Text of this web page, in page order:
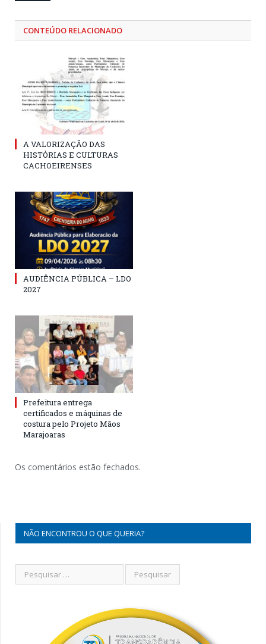
CONTEÚDO RELACIONADO
A VALORIZAÇÃO DAS
HISTÓRIAS E CULTURAS
CACHOEIRENSES
AUDIÊNCIA PÚBLICA – LDO
2027
Prefeitura entrega
certificados e máquinas de
costura pelo Projeto Mãos
Marajoaras
Os comentários estão fechados.
NÃO ENCONTROU O QUE QUERIA?